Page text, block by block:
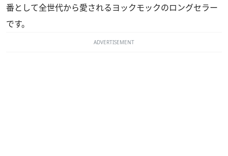
番として全世代から愛されるヨックモックのロングセラー
です。
ADVERTISEMENT